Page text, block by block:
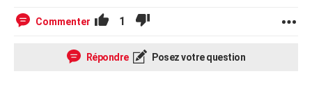
FORUM
Commenter 1
Répondre Posez votre question